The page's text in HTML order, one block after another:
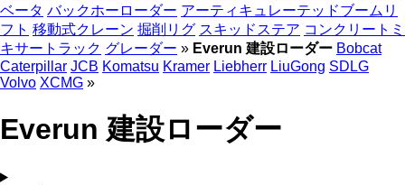
ベータ バックホーローダー アーティキュレーテッドブームリ
フト 移動式クレーン 掘削リグ スキッドステア コンクリートミ
キサートラック グレーダー » Everun 建設ローダー Bobcat
Caterpillar JCB Komatsu Kramer Liebherr LiuGong SDLG
Volvo XCMG »
Everun 建設ローダー